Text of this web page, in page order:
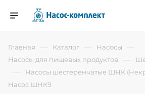
Главная — Каталог — Насосы —
Насосы для пищевых продуктов —
— Насосы шестеренчатые ШНК
Насос ШНК9